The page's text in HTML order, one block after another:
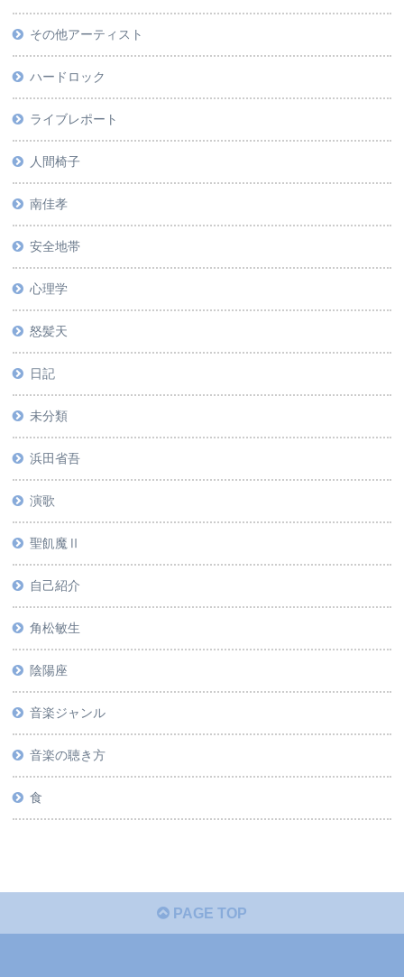
その他アーティスト
ハードロック
ライブレポート
人間椅子
南佳孝
安全地帯
心理学
怒髪天
日記
未分類
浜田省吾
演歌
聖飢魔Ⅱ
自己紹介
角松敏生
陰陽座
音楽ジャンル
音楽の聴き方
食
PAGE TOP